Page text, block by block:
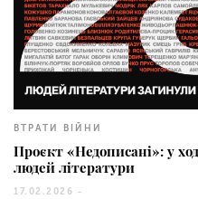
ВТРАТИ ВІЙНИ
Проєкт «Недописані»: у
людей літератури
17.02.2026 -